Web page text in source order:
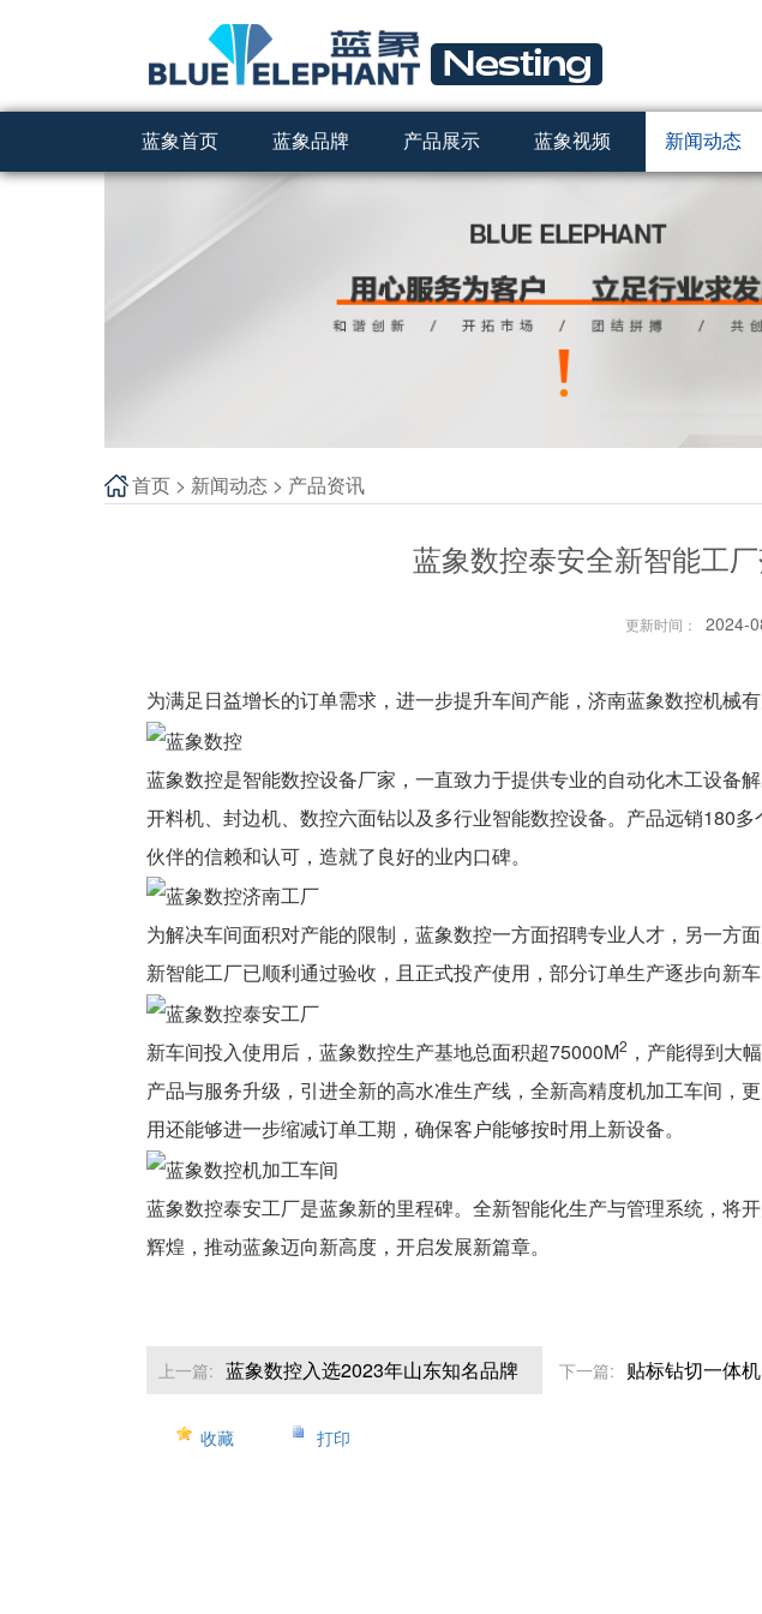
蓝象首页 蓝象品牌 产品展示 蓝象视频 新闻动态
首页 > 新闻动态 > 产品资讯
蓝象数控泰安全新智能工
更新时间： 2024-
为满足日益增长的订单需求，进一步提升车间产能，济南蓝象数控机械
蓝象数控是智能数控设备厂家，一直致力于提供专业的自动化木工设备
开料机、封边机、数控六面钻以及多行业智能数控设备。产品远销180
伙伴的信赖和认可，造就了良好的业内口碑。
为解决车间面积对产能的限制，蓝象数控一方面招聘专业人才，另一方
新智能工厂已顺利通过验收，且正式投产使用，部分订单生产逐步向新车
新车间投入使用后，蓝象数控生产基地总面积超75000M2 ，产能得到大
产品与服务升级，引进全新的高水准生产线，全新高精度机加工车间，
用还能够进一步缩减订单工期，确保客户能够按时用上新设备。
蓝象数控泰安工厂是蓝象新的里程碑。全新智能化生产与管理系统，将
辉煌，推动蓝象迈向新高度，开启发展新篇章。
上一篇: 蓝象数控入选2023年山东知名品牌 下一篇: 贴标钻切一体
收藏 打印